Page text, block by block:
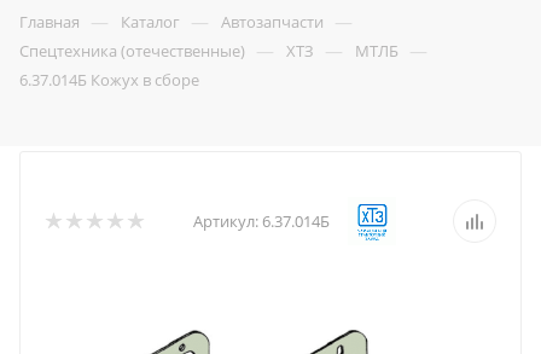
Главная — Каталог — Автозапчасти —
Спецтехника (отечественные) — ХТЗ — МТЛБ —
6.37.014Б Кожух в сборе
Артикул: 6.37.014Б